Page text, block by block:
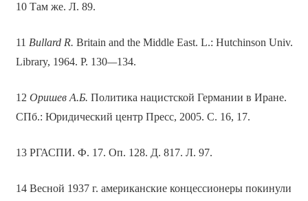
10 Там же. Л. 89.
11 Bullard R. Britain and the Middle East. L.: Hutchinson Univ.
Library, 1964. P. 130—134.
12 Оришев А.Б. Политика нацистской Германии в Иране.
СПб.: Юридический центр Пресс, 2005. С. 16, 17.
13 РГАСПИ. Ф. 17. Оп. 128. Д. 817. Л. 97.
14 Весной 1937 г. американские концессионеры покинули